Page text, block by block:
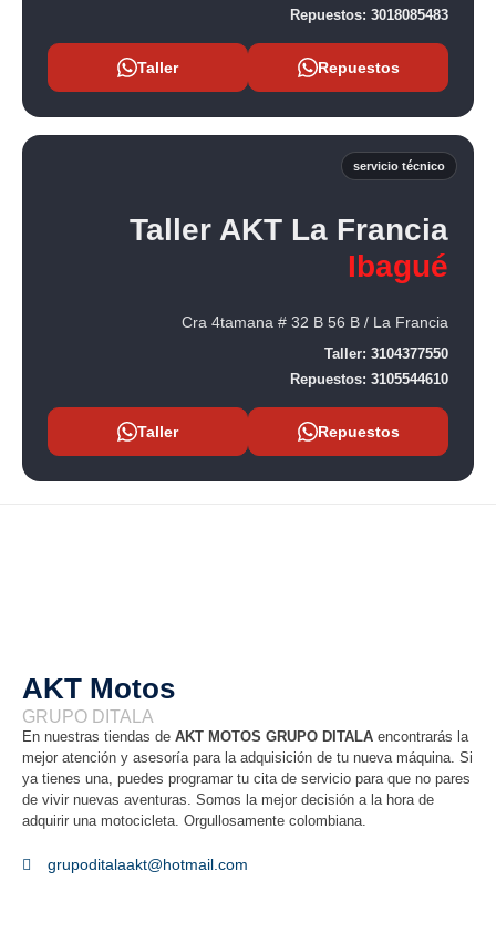
Repuestos: 3018085483
Taller Repuestos
servicio técnico
Taller AKT La Francia
Ibagué
Cra 4tamana # 32 B 56 B / La Francia
Taller: 3104377550
Repuestos: 3105544610
Taller Repuestos
AKT Motos
GRUPO DITALA
En nuestras tiendas de AKT MOTOS GRUPO DITALA encontrarás la
mejor atención y asesoría para la adquisición de tu nueva máquina. Si
ya tienes una, puedes programar tu cita de servicio para que no pares
de vivir nuevas aventuras. Somos la mejor decisión a la hora de
adquirir una motocicleta. Orgullosamente colombiana.
grupoditalaakt@hotmail.com